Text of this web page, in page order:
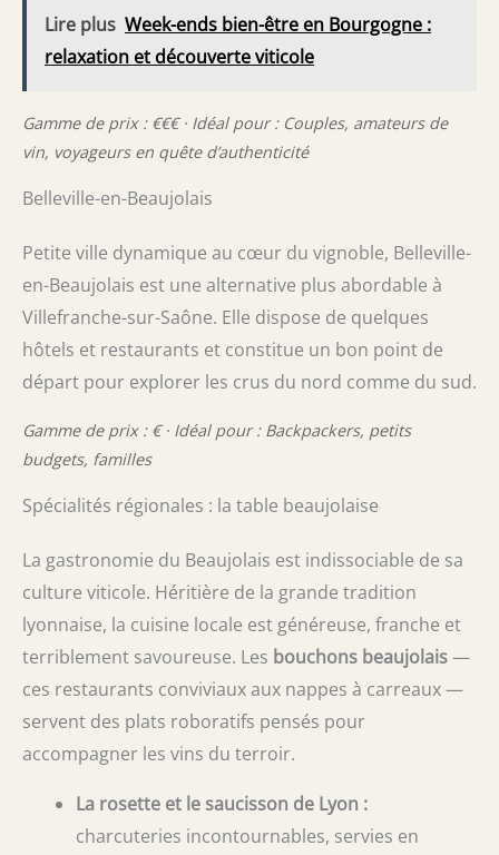
Lire plus Week-ends bien-être en Bourgogne :
relaxation et découverte viticole
Gamme de prix : €€€ · Idéal pour : Couples, amateurs de
vin, voyageurs en quête d’authenticité
Belleville-en-Beaujolais
Petite ville dynamique au cœur du vignoble, Belleville-
en-Beaujolais est une alternative plus abordable à
Villefranche-sur-Saône. Elle dispose de quelques
hôtels et restaurants et constitue un bon point de
départ pour explorer les crus du nord comme du sud.
Gamme de prix : € · Idéal pour : Backpackers, petits
budgets, familles
Spécialités régionales : la table beaujolaise
La gastronomie du Beaujolais est indissociable de sa
culture viticole. Héritière de la grande tradition
lyonnaise, la cuisine locale est généreuse, franche et
terriblement savoureuse. Les bouchons beaujolais—
ces restaurants conviviaux aux nappes à carreaux —
servent des plats roboratifs pensés pour
accompagner les vins du terroir.
La rosette et le saucisson de Lyon :
charcuteries incontournables, servies en